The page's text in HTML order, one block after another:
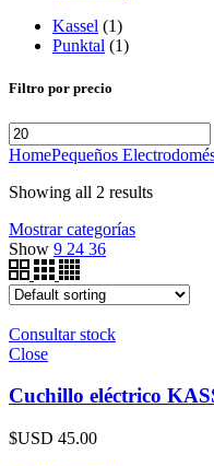
Kassel (1)
Punktal (1)
Filtro por precio
HomePequeños
Showing all 2 results
Mostrar categorías
Show 9 24 36
Consultar stock
Close
Cuchillo eléctrico
$USD 45.00